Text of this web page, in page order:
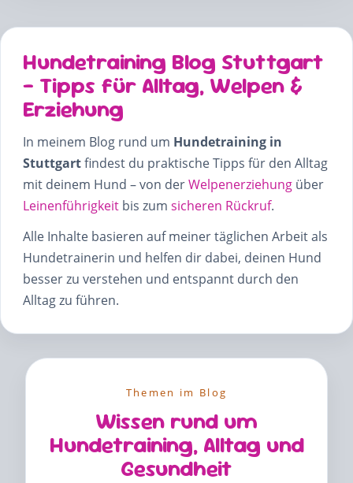
Hundetraining Blog Stuttgart
– Tipps für Alltag, Welpen &
Erziehung
In meinem Blog rund um Hundetraining in
Stuttgartfindest du praktische Tipps für den Alltag
mit deinem Hund – von derWelpenerziehung über
Leinenführigkeit bis zum sicheren Rückruf.
Alle Inhalte basieren auf meiner täglichen Arbeit als
Hundetrainerin und helfen dir dabei, deinen Hund
besser zu verstehen und entspannt durch den
Alltag zu führen.
Themen im Blog
Wissen rund um
Hundetraining, Alltag und
Gesundheit